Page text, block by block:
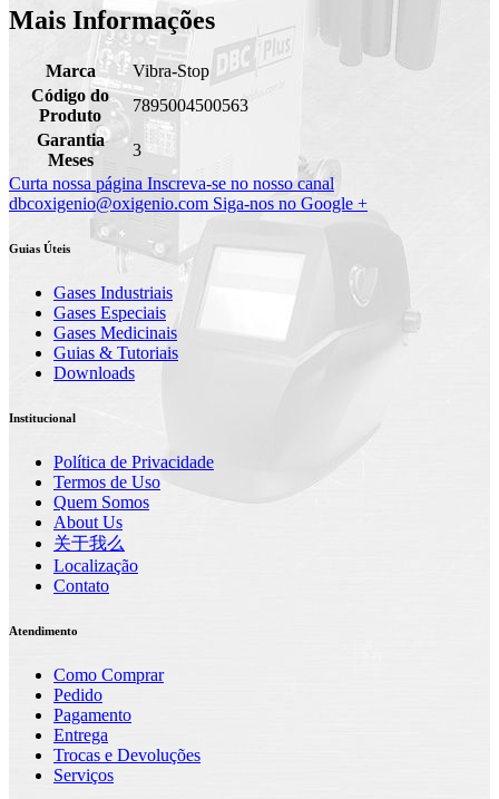
Mais Informações
Marca
Vibra-Stop
Código do
Produto
7895004500563
Garantia
Meses
3
Curta nossa página Inscreva-se no nosso canal
dbcoxigenio@oxigenio.com Siga-nos no Google +
Guias Úteis
Gases Industriais
Gases Especiais
Gases Medicinais
Guias & Tutoriais
Downloads
Institucional
Política de Privacidade
Termos de Uso
Quem Somos
About Us
关于我么
Localização
Contato
Atendimento
Como Comprar
Pedido
Pagamento
Entrega
Trocas e Devoluções
Serviços